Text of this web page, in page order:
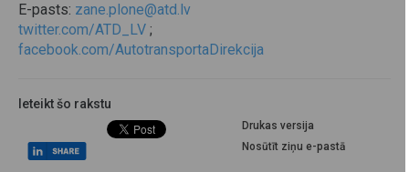
E-pasts: zane.plone@atd.lv
twitter.com/ATD_LV ;
facebook.com/AutotransportaDirekcija
Ieteikt šo rakstu
Drukas versija
Nosūtīt ziņu e-pastā